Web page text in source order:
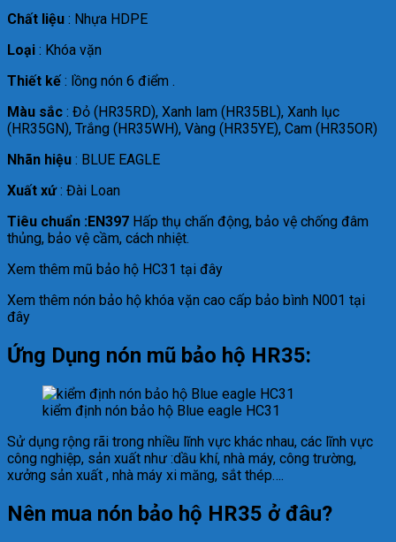
Chất liệu : Nhựa HDPE
Loại : Khóa vặn
Thiết kế: lồng nón 6 điểm .
Màu sắc : Đỏ (HR35RD), Xanh lam (HR35BL), Xanh lục
(HR35GN), Trắng (HR35WH), Vàng (HR35YE), Cam (HR35OR)
Nhãn hiệu : BLUE EAGLE
Xuất xứ: Đài Loan
Tiêu chuẩn :EN397 Hấp thụ chấn động, bảo vệ chống đâm
thủng, bảo vệ cầm, cách nhiệt.
Xem thêm mũ bảo hộ HC31 tại đây
Xem thêm nón bảo hộ khóa vặn cao cấp bảo bình N001 tại
đây
Ứng Dụng nón mũ bảo hộ HR35:
kiểm định nón bảo hộ Blue eagle HC31
Sử dụng rộng rãi trong nhiều lĩnh vực khác nhau, các lĩnh vực
công nghiệp, sản xuất như :dầu khí, nhà máy, công trường,
xưởng sản xuất , nhà máy xi măng, sắt thép….
Nên mua nón bảo hộ HR35 ở đâu?